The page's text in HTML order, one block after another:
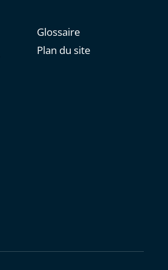
Glossaire
Plan du site